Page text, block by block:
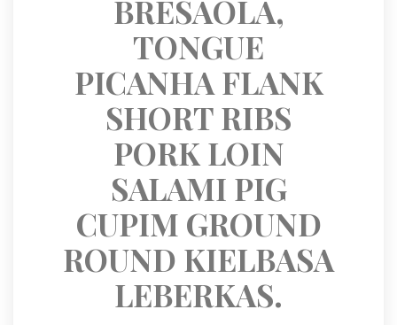
BRESAOLA,
TONGUE
PICANHA FLANK
SHORT RIBS
PORK LOIN
SALAMI PIG
CUPIM GROUND
ROUND KIELBASA
LEBERKAS.